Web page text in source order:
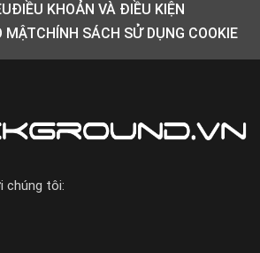
ĐIỀU KHOẢN VÀ ĐIỀU KIỆN
MẬTCHÍNH SÁCH SỬ DỤNG COOKIE
chúng tôi: